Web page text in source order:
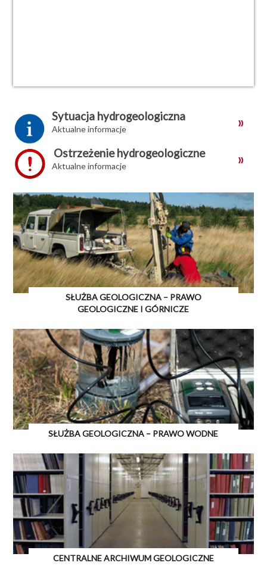
Sytuacja hydrogeologiczna
Aktualne informacje
Ostrzeżenie hydrogeologiczne
Aktualne informacje
SŁUŻBA GEOLOGICZNA – PRAWO
GEOLOGICZNE I GÓRNICZE
SŁUŻBA GEOLOGICZNA – PRAWO WODNE
CENTRALNE ARCHIWUM GEOLOGICZNE